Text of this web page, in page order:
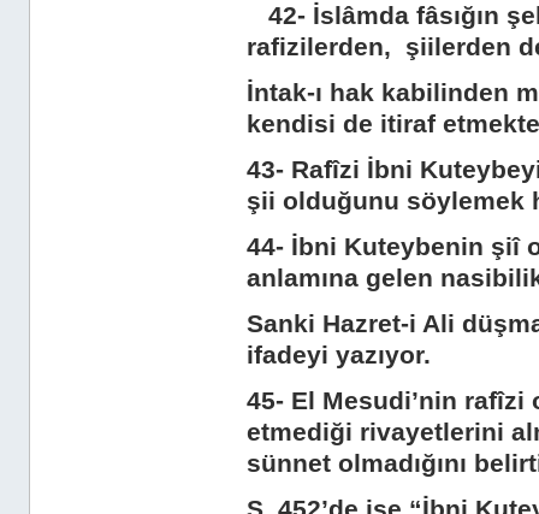
42- İslâmda fâsığın
rafizilerden, şiilerden
İntak-ı hak kabilinden
kendisi de itiraf
43- Rafîzi İbni
şii olduğunu söylemek
44- İbni Kuteybenin şiî
anlamına gelen
Sanki Hazret-i Ali
ifadeyi yazıyor.
45- El Mesudi’nin rafîzi
etmediği rivayetlerini
sünnet olmadığını